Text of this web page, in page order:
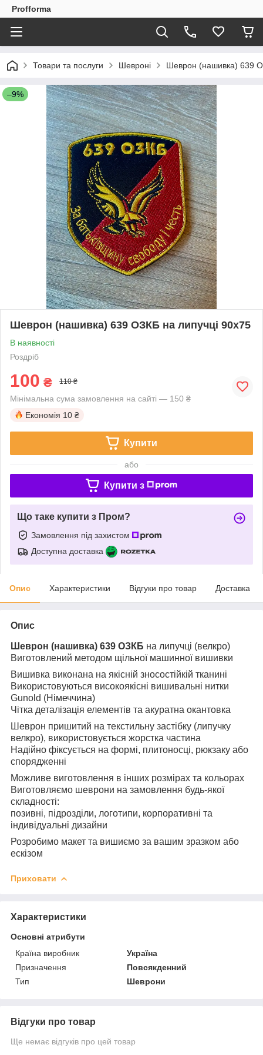
Profforma
Товари та послуги Шевроні Шеврон (нашивка) 639
–9%
Шеврон (нашивка) 639 ОЗКБ на липучці 90х75
В наявності
Роздріб
100 ₴ 110 ₴
Мінімальна сума замовлення на сайті — 150 ₴
Економія 10 ₴
Купити
або
Купити з
Що таке купити з Пром?
Замовлення під захистом
Доступна доставка
Опис Характеристики Відгуки про товар Доставка
Опис
Шеврон (нашивка) 639 ОЗКБ на липучці (велкро)
Виготовлений методом щільної машинної вишивки
Вишивка виконана на якісній зносостійкій тканині
Використовуються високоякісні вишивальні нитки
Gunold (Німеччина)
Чітка деталізація елементів та акуратна окантовка
Шеврон пришитий на текстильну застібку (липучку
велкро), використовується жорстка частина
Надійно фіксується на формі, плитоносці, рюкзаку або
спорядженні
Можливе виготовлення в інших розмірах та кольорах
Виготовляємо шеврони на замовлення будь-якої
складності:
позивні, підрозділи, логотипи, корпоративні та
індивідуальні дизайни
Розробимо макет та вишиємо за вашим зразком або
ескізом
Приховати
Характеристики
Основні атрибути
Країна виробник
Україна
Призначення
Повсякденний
Тип
Шеврони
Відгуки про товар
Ще немає відгуків про цей товар